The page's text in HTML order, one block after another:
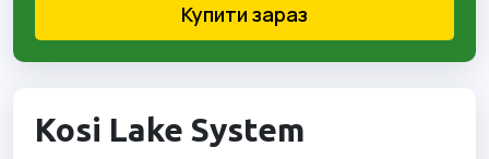
Купити зараз
Kosi Lake System